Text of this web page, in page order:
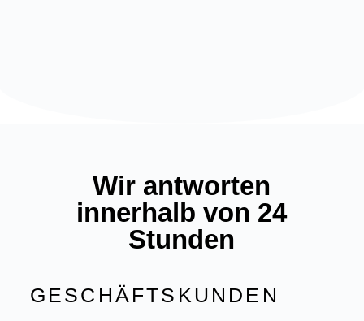
Wir antworten
innerhalb von 24
Stunden
GESCHÄFTSKUNDEN